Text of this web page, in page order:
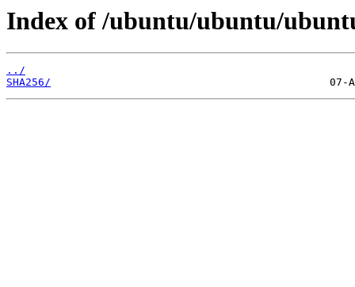
Index of /ubuntu/ubuntu/
../
SHA256/